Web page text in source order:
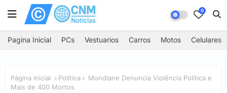
0
Pagina Inicial PCs Vestuarios Carros Motos Celulares
Página inicial Política
Mondlane Denuncia Violência Política e
Mais de 400 Mortos